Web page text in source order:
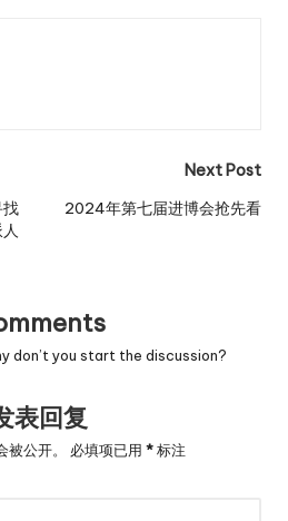
找
Next Post
2024年第七届进博会抢先看
don’t you start the discussion?
表回复
公开。 必填项已用 *标注